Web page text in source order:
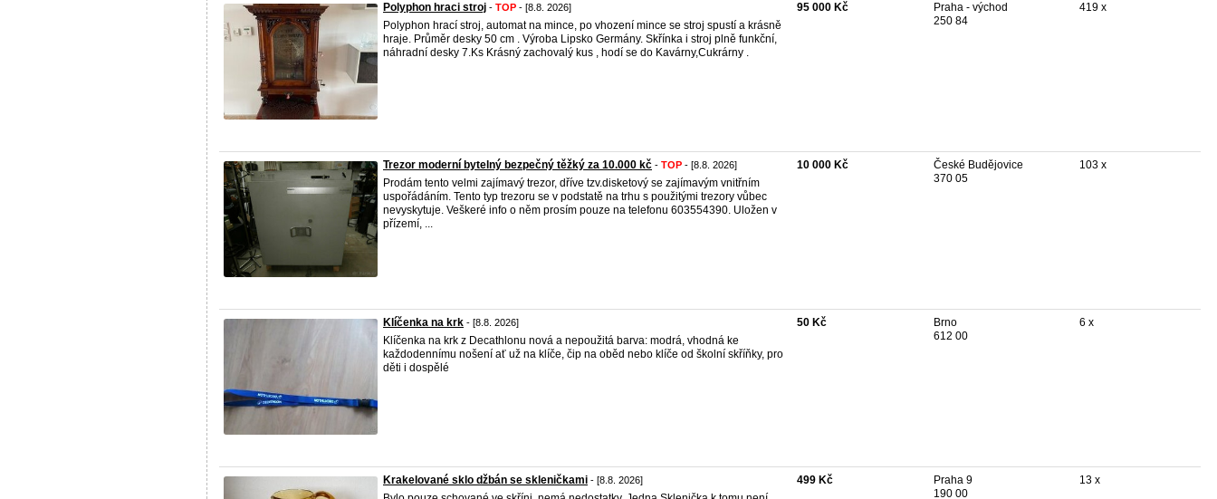
Polyphon hraci stroj - TOP - [8.8. 2026]
Polyphon hrací stroj, automat na mince, po vhození mince se stroj spustí a krásně
hraje. Průměr desky 50 cm . Výroba Lipsko Germány. Skřínka i stroj plně funkční,
náhradní desky 7.Ks Krásný zachovalý kus , hodí se do Kavárny,Cukrárny .
95 000 Kč
Praha - východ
250 84
419 x
Trezor moderní bytelný bezpečný těžký za 10.000 kč - TOP - [8.8. 2026]
Prodám tento velmi zajímavý trezor, dříve tzv.disketový se zajímavým vnitřním
uspořádáním. Tento typ trezoru se v podstatě na trhu s použitými trezory vůbec
nevyskytuje. Veškeré info o něm prosím pouze na telefonu 603554390. Uložen v
přízemí, ...
10 000 Kč
České Budějovice
370 05
103 x
Klíčenka na krk - [8.8. 2026]
Klíčenka na krk z Decathlonu nová a nepoužitá barva: modrá, vhodná ke
každodennímu nošení ať už na klíče, čip na oběd nebo klíče od školní skříňky, pro
děti i dospělé
50 Kč
Brno
612 00
6 x
Krakelované sklo džbán se skleničkami - [8.8. 2026] 499 Kč
Praha 9
190 00
13 x